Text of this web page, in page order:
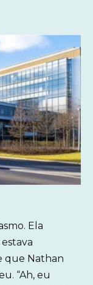
Ela
que Nathan
“Ah, eu